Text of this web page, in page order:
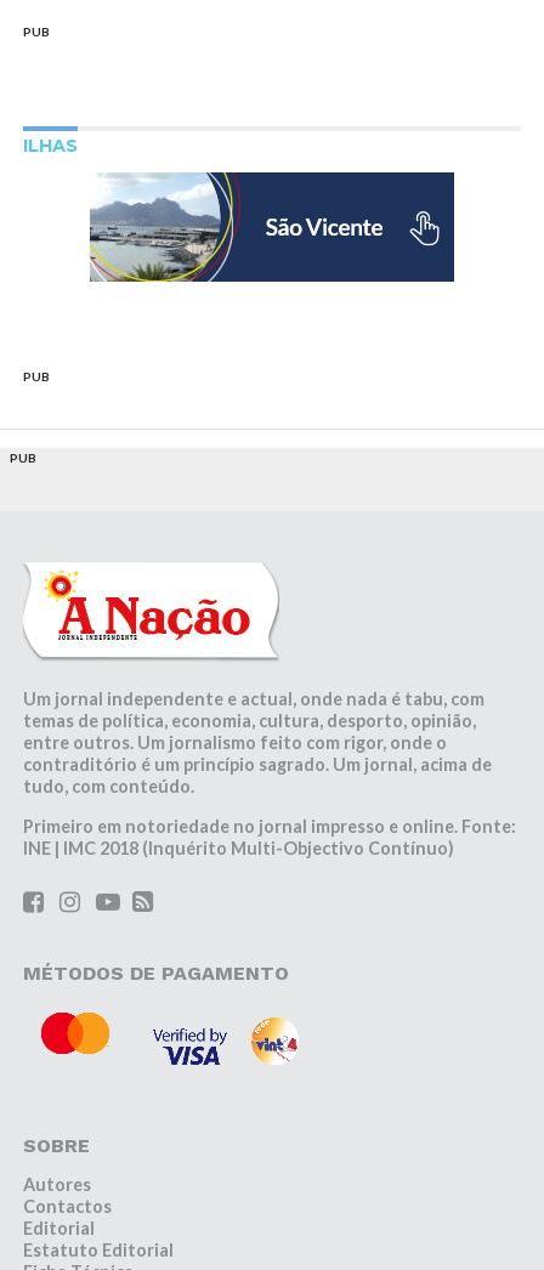
PUB
ILHAS
PUB
PUB
Um jornal independente e actual, onde nada é tabu, com
temas de política, economia, cultura, desporto, opinião,
entre outros. Um jornalismo feito com rigor, onde o
contraditório é um princípio sagrado. Um jornal, acima de
tudo, com conteúdo.
Primeiro em notoriedade no jornal impresso e online. Fonte:
INE | IMC 2018 (Inquérito Multi-Objectivo Contínuo)
MÉTODOS DE PAGAMENTO
SOBRE
Autores
Contactos
Editorial
Estatuto Editorial